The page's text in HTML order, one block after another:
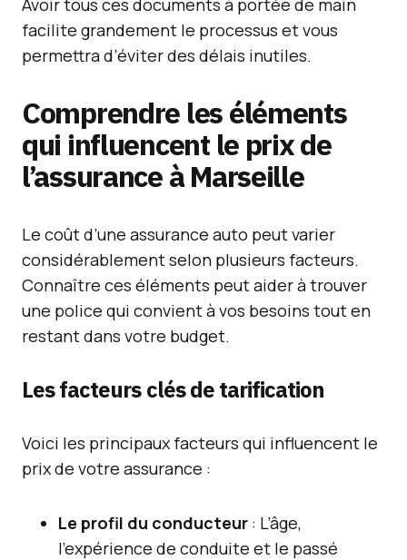
Avoir tous ces documents à portée de main
facilite grandement le processus et vous
permettra d’éviter des délais inutiles.
Comprendre les éléments
qui influencent le prix de
l’assurance à Marseille
Le coût d’une assurance auto peut varier
considérablement selon plusieurs facteurs.
Connaître ces éléments peut aider à trouver
une police qui convient à vos besoins tout en
restant dans votre budget.
Les facteurs clés de tarification
Voici les principaux facteurs qui influencent le
prix de votre assurance :
Le profil du conducteur : L’âge,
l’expérience de conduite et le passé